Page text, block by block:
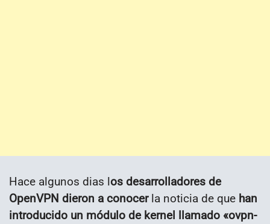
Hace algunos dias los desarrolladores de
OpenVPN dieron a conocerla noticia de que han
introducido un módulo de kernel llamado «ovpn-